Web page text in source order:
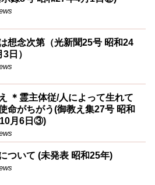
想念次第（光新聞25号 昭和24
日）
＊霊主体従/人によって生れて
命がちがう(御教え集27号 昭和
月6日③)
ついて (未発表 昭和25年)